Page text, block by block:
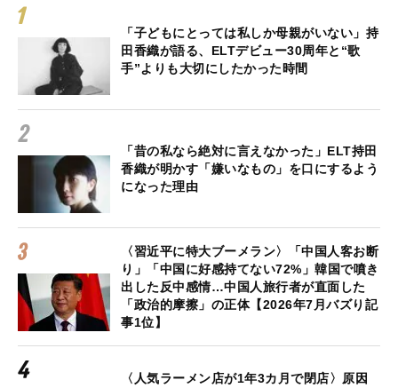
「子どもにとっては私しか母親がいない」持
田香織が語る、ELTデビュー30周年と“歌
手”よりも大切にしたかった時間
「昔の私なら絶対に言えなかった」ELT持田
香織が明かす「嫌いなもの」を口にするよう
になった理由
〈習近平に特大ブーメラン〉「中国人客お断
り」「中国に好感持てない72%」韓国で噴き
出した反中感情…中国人旅行者が直面した
「政治的摩擦」の正体【2026年7月バズり記
事1位】
〈人気ラーメン店が1年3カ月で閉店〉原因